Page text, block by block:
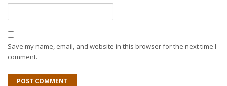
Save my name, email, and website in this browser for the next time I
comment.